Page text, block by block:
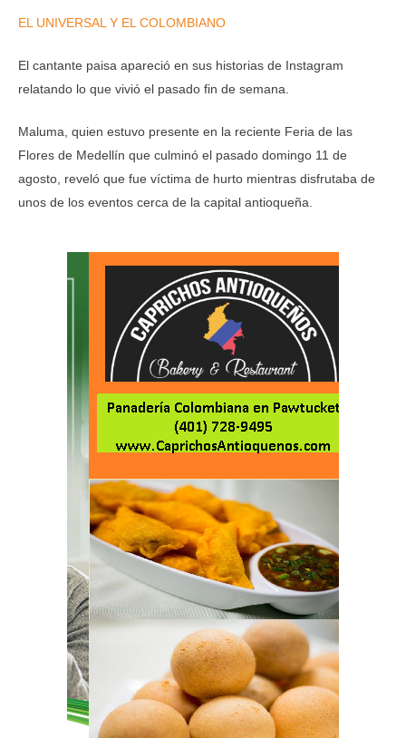
EL UNIVERSAL Y EL COLOMBIANO
El cantante paisa apareció en sus historias de Instagram
relatando lo que vivió el pasado fin de semana.
Maluma, quien estuvo presente en la reciente Feria de las
Flores de Medellín que culminó el pasado domingo 11 de
agosto, reveló que fue víctima de hurto mientras disfrutaba de
unos de los eventos cerca de la capital antioqueña.